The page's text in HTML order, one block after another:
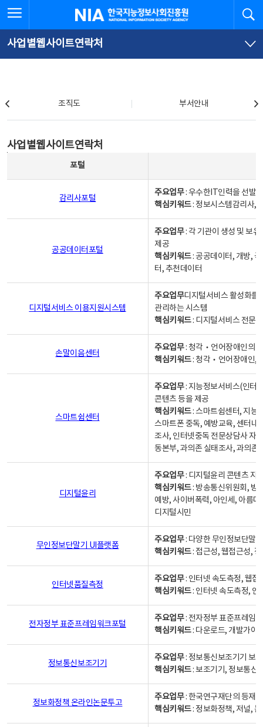
문
로
가
체
뉴
바
가
한국지능정보사회진흥원
사업별웹사이트연락처
조직도 부서안내
사업별웹사이트연락처
포털
감리사포털
주요업무: 우수한IT인력을 선발
핵심키워드: 정보시스템감리사,
공공데이터포털
주요업무: 각 기관이 생성 및 보
제공
핵심키워드: 공공데이터, 개방,
터, 추천데이터
디지털서비스 이용지원시스템
주요업무디지털서비스 활성화를
관리하는 시스템
핵심키워드: 디지털서비스 전문
손말이음센터
주요업무: 청각‧언어장애인의
핵심키워드: 청각‧언어장애인,
스마트쉼센터
주요업무: 지능정보서비스(인터
콘텐츠 등을 제공
핵심키워드: 스마트쉼센터, 지능
스마트폰 중독, 예방교육, 센터내
조사, 인터넷중독 전문상담사 자
동본부, 과의존 실태조사, 과의존
디지털윤리
주요업무: 디지털윤리 콘텐츠 지
핵심키워드: 방송통신위원회, 방
예방, 사이버폭력, 아인세, 아름
디지털시민
무인정보단말기 UI플랫폼
주요업무: 다양한 무인정보단말
핵심키워드: 접근성, 웹접근성,
인터넷품질측정
주요업무: 인터넷 속도측정, 웹접
핵심키워드: 인터넷 속도측정, 인
전자정부 표준프레임워크포털
주요업무: 전자정부 표준프레임
핵심키워드: 다운로드, 개발가이
정보통신보조기기
주요업무: 정보통신보조기기 보
핵심키워드: 보조기기, 정보통신
정보화정책 온라인논문투고
주요업무: 한국연구재단의 등재
핵심키워드: 정보화정책, 저널,